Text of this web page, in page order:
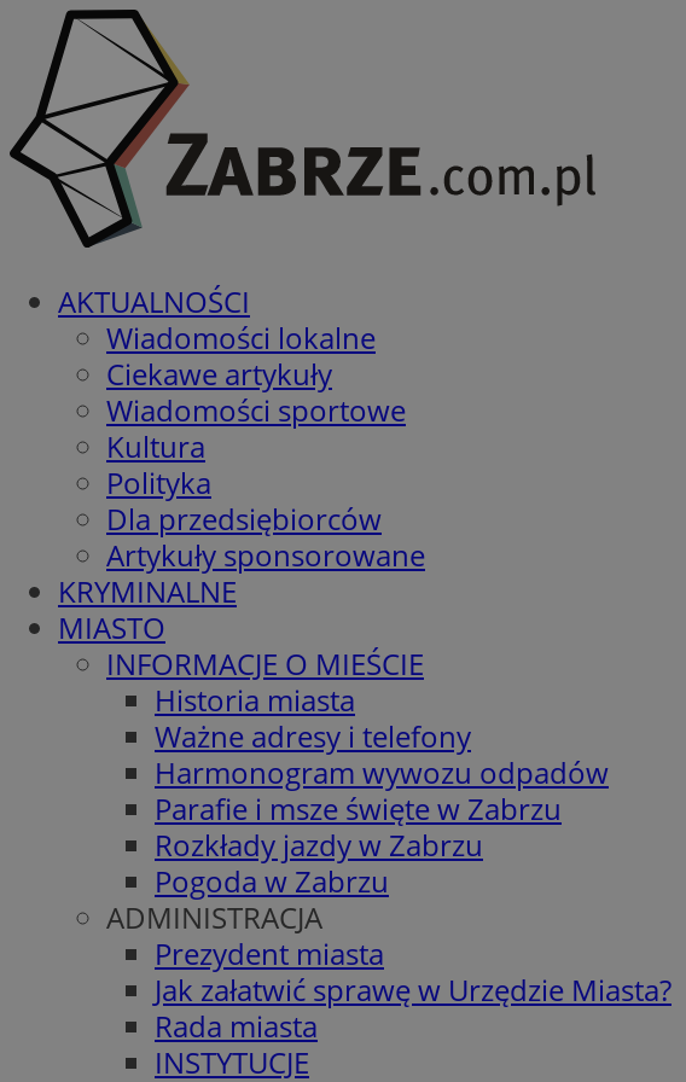
AKTUALNOŚCI
Wiadomości lokalne
Ciekawe artykuły
Wiadomości sportowe
Kultura
Polityka
Dla przedsiębiorców
Artykuły sponsorowane
KRYMINALNE
MIASTO
INFORMACJE O MIEŚCIE
Historia miasta
Ważne adresy i telefony
Harmonogram wywozu odpadów
Parafie i msze święte w Zabrzu
Rozkłady jazdy w Zabrzu
Pogoda w Zabrzu
ADMINISTRACJA
Prezydent miasta
Jak załatwić sprawę w Urzędzie Miasta?
Rada miasta
INSTYTUCJE